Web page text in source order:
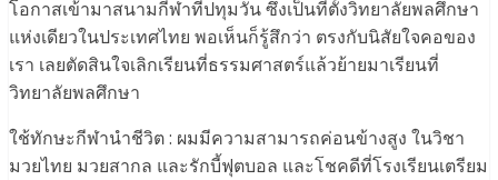
โอกาสเข้ามาสนามกีฬาที่ปทุมวัน ซึ่งเป็นที่ตั้งวิทยาลัยพลศึกษา
แห่งเดียวในประเทศไทย พอเห็นก็รู้สึกว่า ตรงกับนิสัยใจคอของ
เรา เลยตัดสินใจเลิกเรียนที่ธรรมศาสตร์แล้วย้ายมาเรียนที่
วิทยาลัยพลศึกษา
ใช้ทักษะกีฬานำชีวิต : ผมมีความสามารถค่อนข้างสูง ในวิชา
มวยไทย มวยสากล และรักบี้ฟุตบอล และโชคดีที่โรงเรียนเตรียม